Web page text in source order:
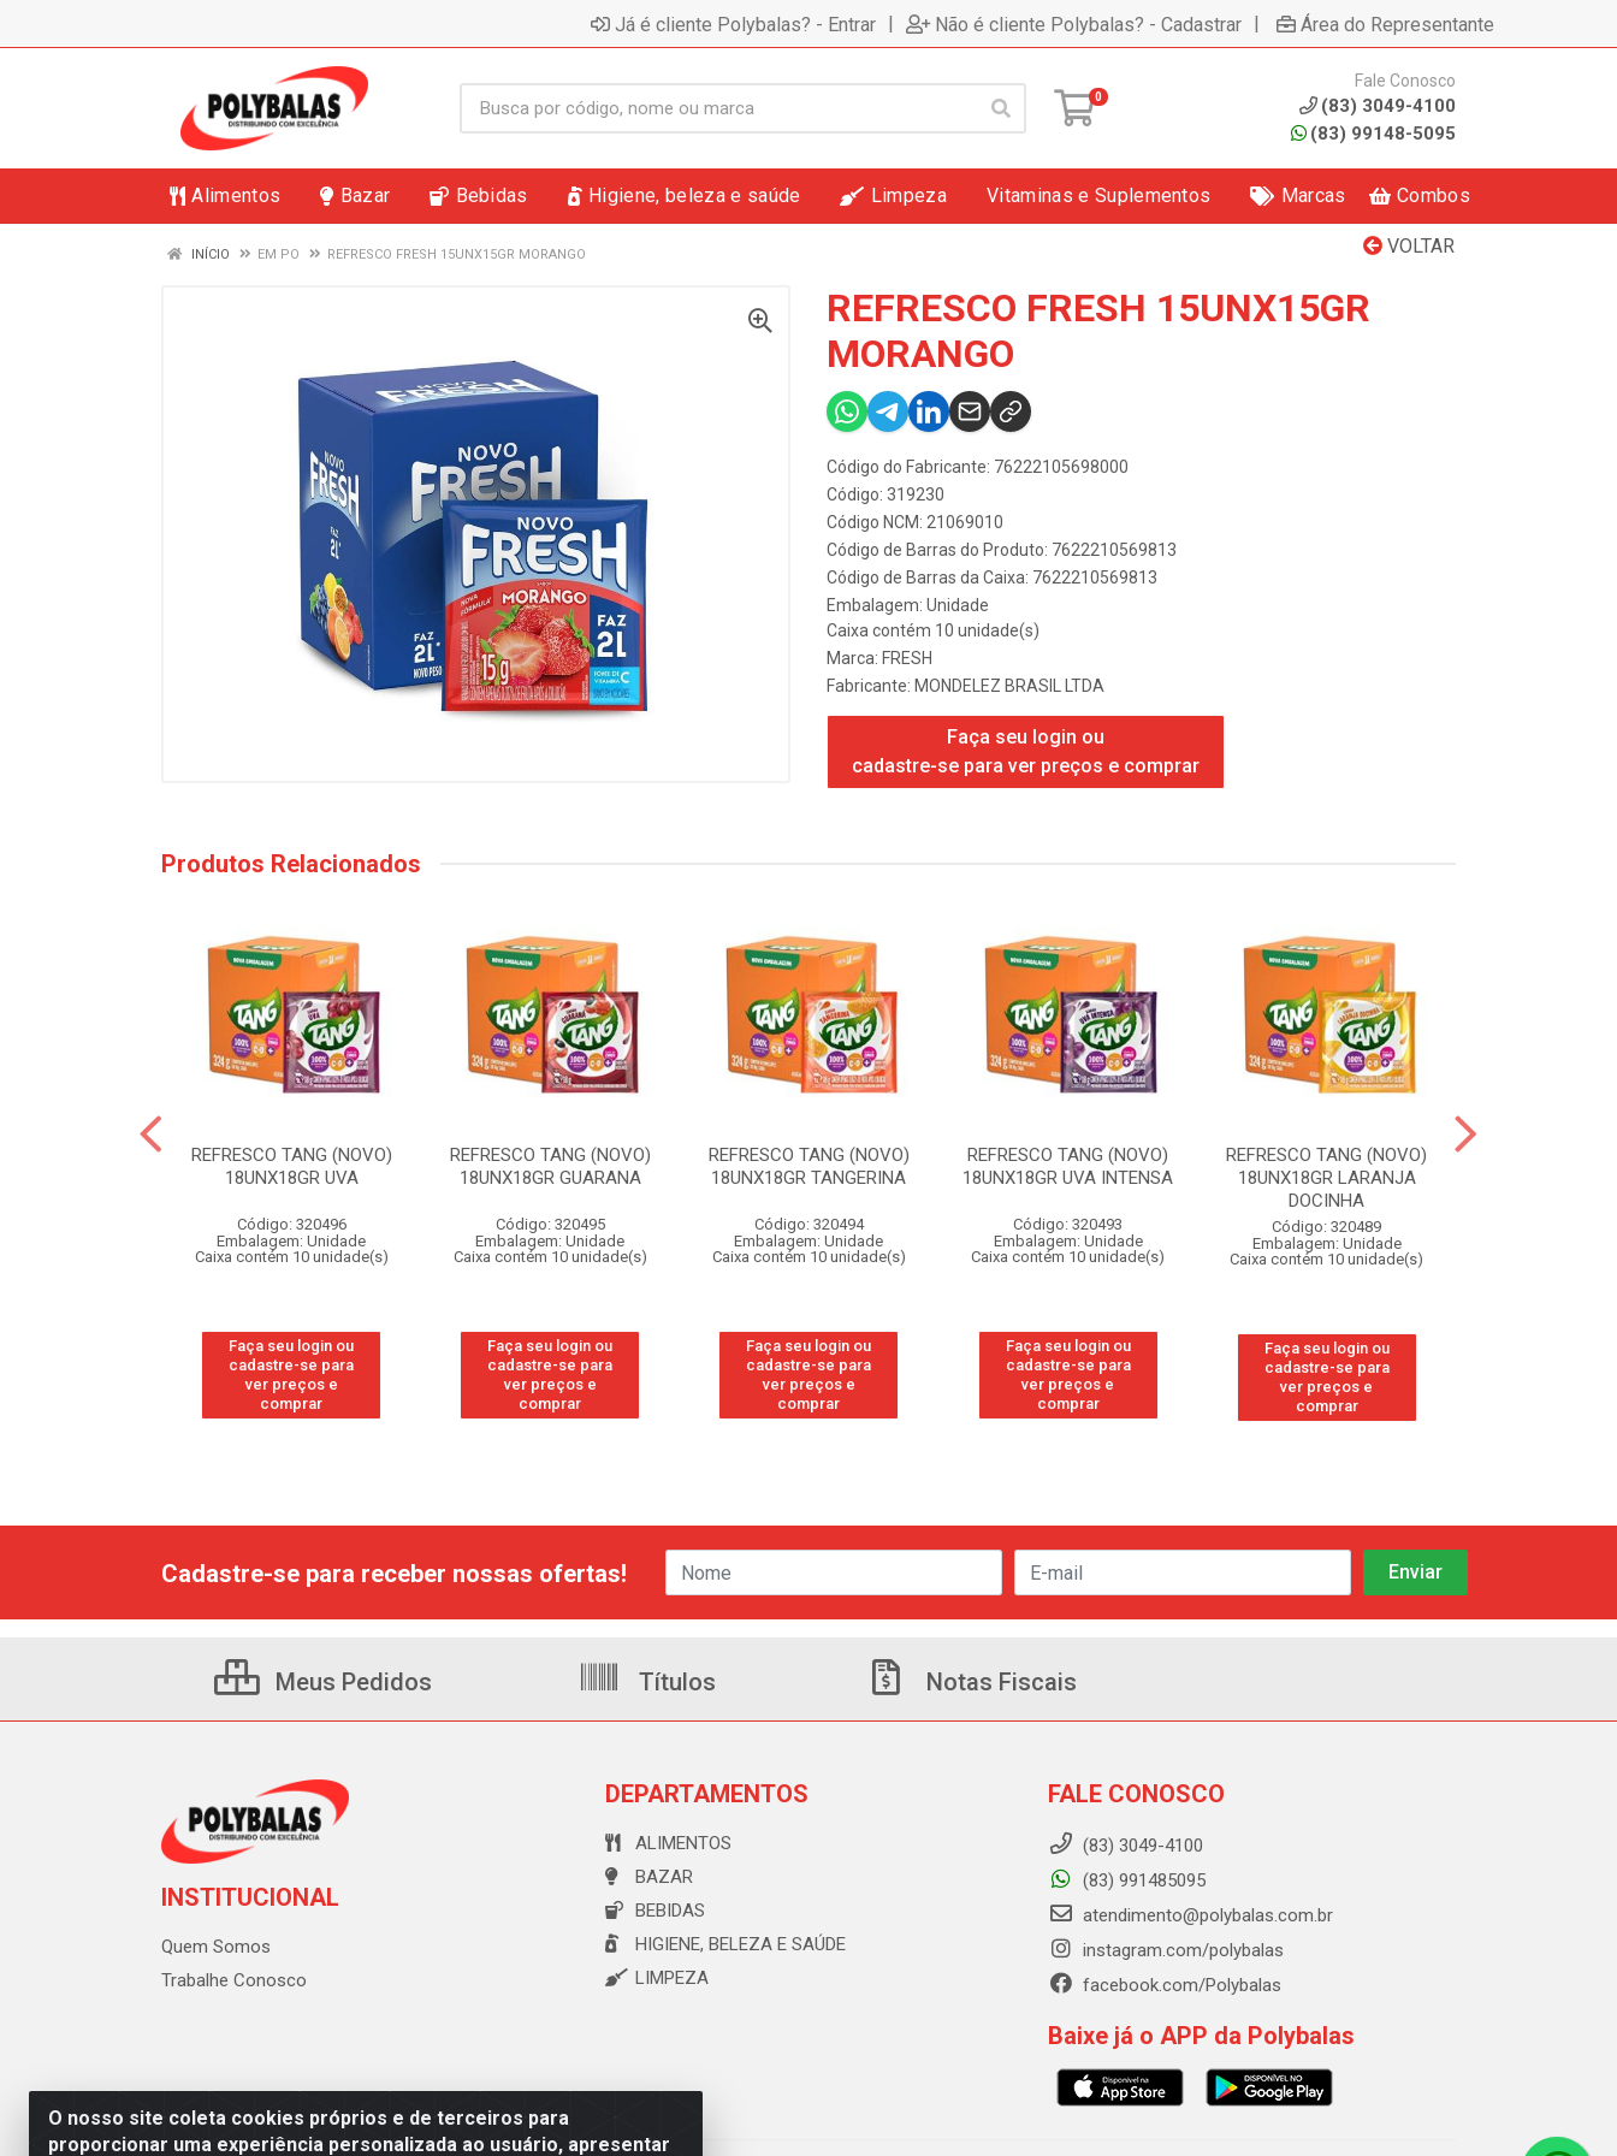
Já é cliente Polybalas? - Entrar | Não é cliente Polybalas? - Cadastrar | Área do Representante
0
Fale Conosco
(83) 3049-4100
(83) 99148-5095
Alimentos Bazar Bebidas Higiene, beleza e saúde Limpeza Vitaminas e Suplementos Marcas Combos
VOLTAR
INÍCIO EM PO REFRESCO FRESH 15UNX15GR MORANGO
REFRESCO FRESH 15UNX15GR
MORANGO
Código do Fabricante: 76222105698000
Código: 319230
Código NCM: 21069010
Código de Barras do Produto: 7622210569813
Código de Barras da Caixa: 7622210569813
Embalagem: Unidade
Caixa contém 10 unidade(s)
Marca: FRESH
Fabricante: MONDELEZ BRASIL LTDA
Faça seu login ou
cadastre-se para ver preços e comprar
Produtos Relacionados
REFRESCO TANG (NOVO)
18UNX18GR UVA
Código: 320496
Embalagem: Unidade
Caixa contém 10 unidade(s)
Faça seu login ou
cadastre-se para
ver preços e
comprar
REFRESCO TANG (NOVO)
18UNX18GR GUARANA
Código: 320495
Embalagem: Unidade
Caixa contém 10 unidade(s)
Faça seu login ou
cadastre-se para
ver preços e
comprar
REFRESCO TANG (NOVO)
18UNX18GR TANGERINA
Código: 320494
Embalagem: Unidade
Caixa contém 10 unidade(s)
Faça seu login ou
cadastre-se para
ver preços e
comprar
REFRESCO TANG (NOVO)
18UNX18GR UVA INTENSA
Código: 320493
Embalagem: Unidade
Caixa contém 10 unidade(s)
Faça seu login ou
cadastre-se para
ver preços e
comprar
REFRESCO TANG (NOVO)
18UNX18GR LARANJA
DOCINHA
Código: 320489
Embalagem: Unidade
Caixa contém 10 unidade(s)
Faça seu login ou
cadastre-se para
ver preços e
comprar
O nosso site coleta cookies próprios e de terceiros para
proporcionar uma experiência personalizada ao usuário, apresentar
Cadastre-se para receber nossas ofertas!
Meus Pedidos Títulos Notas Fiscais
INSTITUCIONAL
Quem Somos
Trabalhe Conosco
DEPARTAMENTOS
ALIMENTOS
BAZAR
BEBIDAS
HIGIENE, BELEZA E SAÚDE
LIMPEZA
FALE CONOSCO
(83) 3049-4100
(83) 991485095
atendimento@polybalas.com.br
instagram.com/polybalas
facebook.com/Polybalas
Baixe já o APP da Polybalas